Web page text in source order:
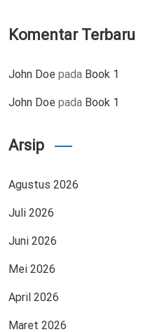
Komentar Terbaru
John Doe pada Book 1
John Doe pada Book 1
Arsip
Agustus 2026
Juli 2026
Juni 2026
Mei 2026
April 2026
Maret 2026